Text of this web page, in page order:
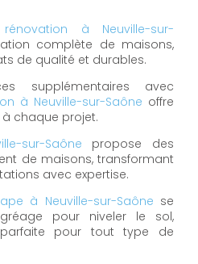
à Neuville-sur-
complète de maisons,
de qualité et durables.
supplémentaires avec
à Neuville-sur-Saône offre
chaque projet.
sur-Saône propose des
de maisons, transformant
avec expertise.
à Neuville-sur-Saône se
pour niveler le sol,
pour tout type de